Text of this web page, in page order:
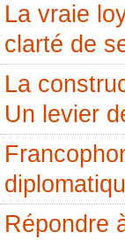
La vraie
clarté de
La
Un levier
Répondre